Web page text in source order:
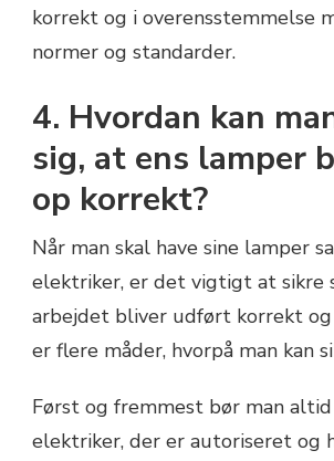
korrekt og i overensstemmelse
normer og standarder.
4. Hvordan kan
sig, at ens lamper
op korrekt?
Når man skal have sine lamper
elektriker, er det vigtigt at sikre
arbejdet bliver udført korrekt og
er flere måder, hvorpå man kan
Først og fremmest bør man
elektriker, der er autoriseret og